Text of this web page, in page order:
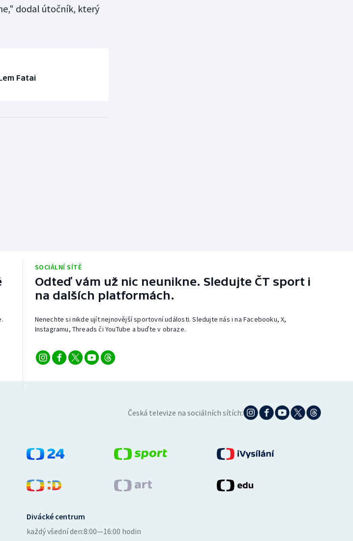
dodal útočník, který
Fatai
SOCIÁLNÍ SÍTĚ
Odteď vám už nic neunikne. Sledujte ČT sport i
na dalších platformách.
Nenechte si nikde ujít nejnovější sportovní události. Sledujte nás i na Facebooku, X,
Instagramu, Threads či YouTube a buďte v obraze.
Česká televize na sociálních sítích:
Divácké centrum
každý všední den:8:00—16:00 hodin